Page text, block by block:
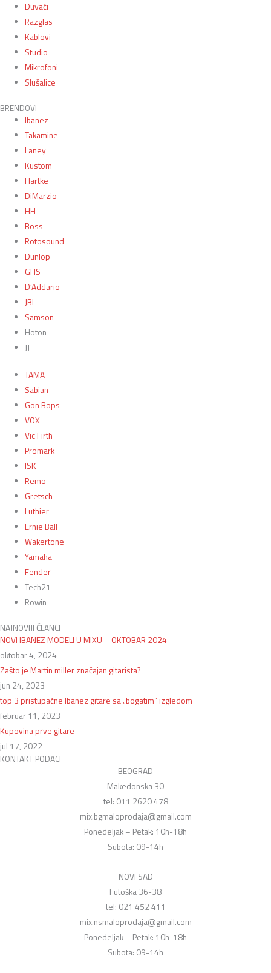
Duvači
Razglas
Kablovi
Studio
Mikrofoni
Slušalice
BRENDOVI
Ibanez
Takamine
Laney
Kustom
Hartke
DiMarzio
HH
Boss
Rotosound
Dunlop
GHS
D’Addario
JBL
Samson
Hoton
JJ
TAMA
Sabian
Gon Bops
VOX
Vic Firth
Promark
ISK
Remo
Gretsch
Luthier
Ernie Ball
Wakertone
Yamaha
Fender
Tech21
Rowin
NAJNOVIJI ČLANCI
NOVI IBANEZ MODELI U MIXU – OKTOBAR 2024
oktobar 4, 2024
Zašto je Martin miller značajan gitarista?
jun 24, 2023
top 3 pristupačne Ibanez gitare sa „bogatim“ izgledom
februar 11, 2023
Kupovina prve gitare
jul 17, 2022
KONTAKT PODACI
BEOGRAD
Makedonska 30
tel: 011 2620 478
mix.bgmaloprodaja@gmail.com
Ponedeljak – Petak: 10h-18h
Subota: 09-14h
NOVI SAD
Futoška 36-38
tel: 021 452 411
mix.nsmaloprodaja@gmail.com
Ponedeljak – Petak: 10h-18h
Subota: 09-14h